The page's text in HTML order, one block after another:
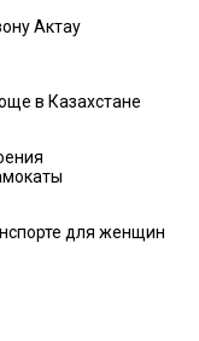
Актау
в Казахстане
для женщин